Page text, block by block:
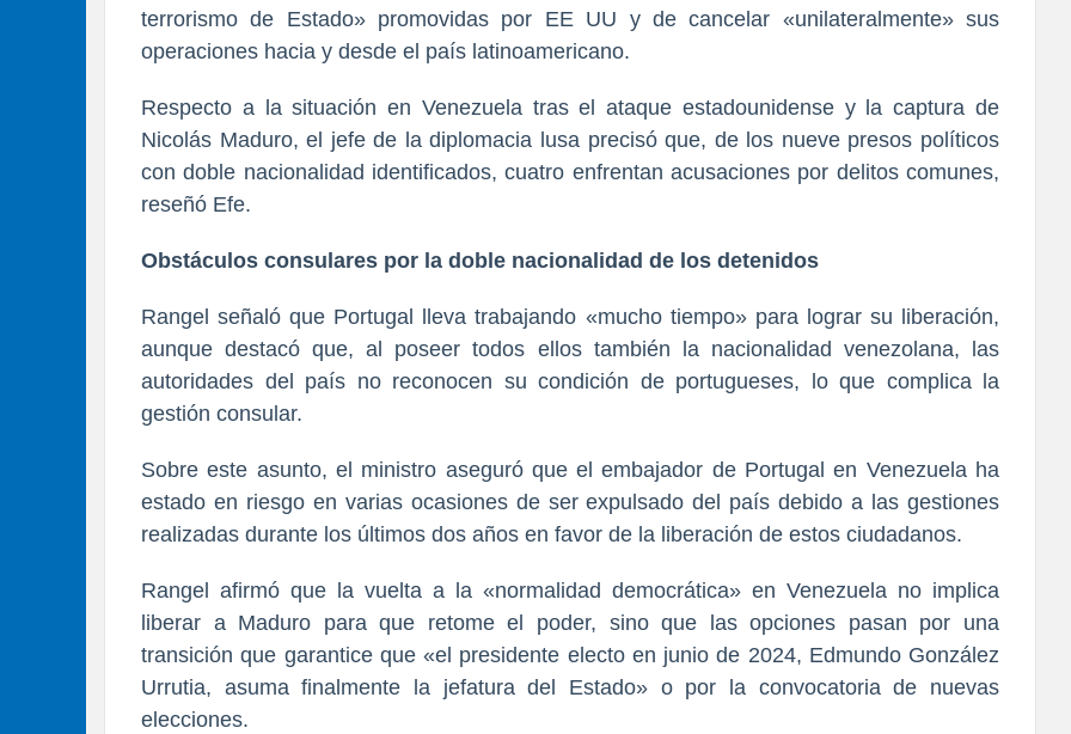
terrorismo de Estado» promovidas por EE UU y de cancelar «unilateralmente» sus
operaciones hacia y desde el país latinoamericano.
Respecto a la situación en Venezuela tras el ataque estadounidense y la captura de
Nicolás Maduro, el jefe de la diplomacia lusa precisó que, de los nueve presos políticos
con doble nacionalidad identificados, cuatro enfrentan acusaciones por delitos comunes,
reseñó Efe.
Obstáculos consulares por la doble nacionalidad de los detenidos
Rangel señaló que Portugal lleva trabajando «mucho tiempo» para lograr su liberación,
aunque destacó que, al poseer todos ellos también la nacionalidad venezolana, las
autoridades del país no reconocen su condición de portugueses, lo que complica la
gestión consular.
Sobre este asunto, el ministro aseguró que el embajador de Portugal en Venezuela ha
estado en riesgo en varias ocasiones de ser expulsado del país debido a las gestiones
realizadas durante los últimos dos años en favor de la liberación de estos ciudadanos.
Rangel afirmó que la vuelta a la «normalidad democrática» en Venezuela no implica
liberar a Maduro para que retome el poder, sino que las opciones pasan por una
transición que garantice que «el presidente electo en junio de 2024, Edmundo González
Urrutia, asuma finalmente la jefatura del Estado» o por la convocatoria de nuevas
elecciones.